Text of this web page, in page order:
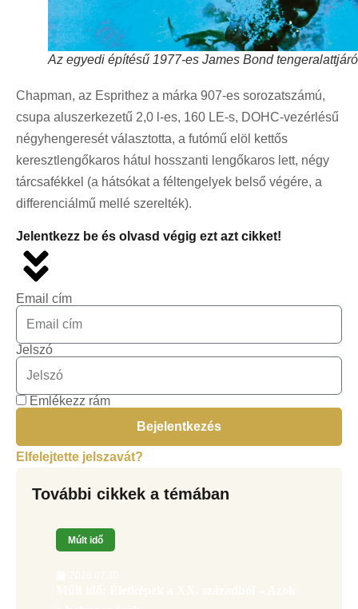
További cikkek a témában
Múlt idő
Az egyedi építésű 1977-es James Bond tengeralattjáró
Chapman, az Esprithez a márka 907-es sorozatszámú,
csupa aluszerkezetű 2,0 l-es, 160 LE-s, DOHC-vezérlésű
négyhengeresét választotta, a futómű elöl kettős
keresztlengőkaros hátul hosszanti lengőkaros lett, négy
tárcsafékkel (a hátsókat a féltengelyek belső végére, a
differenciálmű mellé szerelték).
Jelentkezz be és olvasd végig ezt azt cikket!
Email cím
Jelszó
Emlékezz rám
Bejelentkezés
Elfelejtette jelszavát?